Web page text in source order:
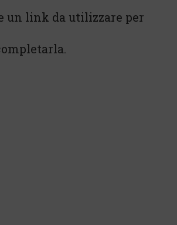
un link da utilizzare per